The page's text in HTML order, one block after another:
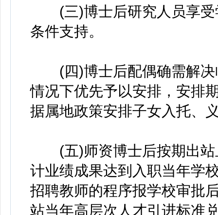
(三)博士后研究人员享受
条件支持。
(四)博士后配偶确需解决
情况下优先予以安排，安排
据属地政策安排子女入托、
(五)师资博士后按期出站
计业绩成果达到入职当年学
招聘教师的程序报学校审批
站当年高层次人才引进标准